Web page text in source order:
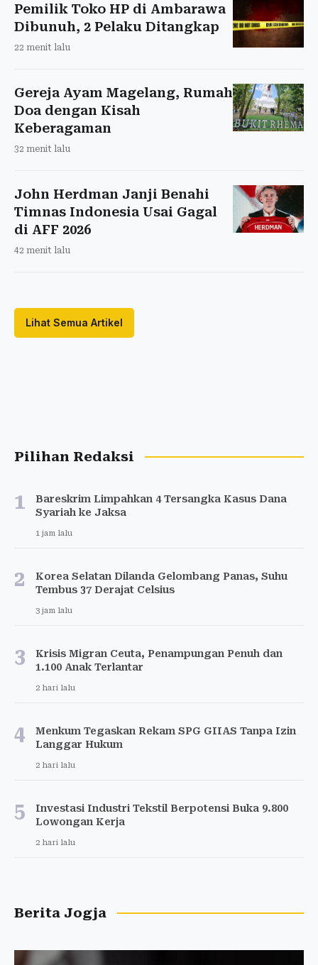
Pemilik Toko HP di Ambarawa
Dibunuh, 2 Pelaku Ditangkap
22 menit lalu
Gereja Ayam Magelang, Rumah
Doa dengan Kisah
Keberagaman
32 menit lalu
John Herdman Janji Benahi
Timnas Indonesia Usai Gagal
di AFF 2026
42 menit lalu
Lihat Semua Artikel
Pilihan Redaksi
1
Bareskrim Limpahkan 4 Tersangka Kasus Dana
Syariah ke Jaksa
1 jam lalu
2
Korea Selatan Dilanda Gelombang Panas, Suhu
Tembus 37 Derajat Celsius
3 jam lalu
3
Krisis Migran Ceuta, Penampungan Penuh dan
1.100 Anak Terlantar
2 hari lalu
4
Menkum Tegaskan Rekam SPG GIIAS Tanpa Izin
Langgar Hukum
2 hari lalu
5
Investasi Industri Tekstil Berpotensi Buka 9.800
Lowongan Kerja
2 hari lalu
Berita Jogja